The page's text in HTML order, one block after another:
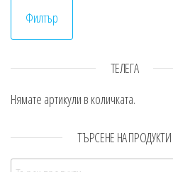
Филтър
ТЕЛЕГА
Нямате артикули в количката.
ТЪРСЕНЕ НА ПРОДУКТИ
Търсене за: